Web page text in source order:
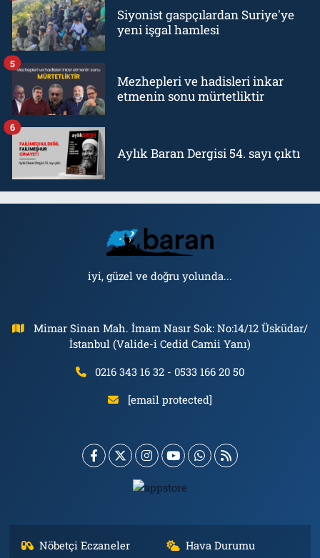
Siyonist gaspçılardan Suriye'ye
yeni işgal hamlesi
Mezhepleri ve hadisleri inkar
etmenin sonu mürtetliktir
5
Aylık Baran Dergisi 54. sayı çıktı
6
iyi, güzel ve doğru yolunda...
Mimar Sinan Mah. İmam Nasır Sok: No:14/12 Üsküdar/
İstanbul (Valide-i Cedid Camii Yanı)
0216 343 16 32 - 0533 166 20 50
[email protected]
Nöbetçi Eczaneler Hava Durumu